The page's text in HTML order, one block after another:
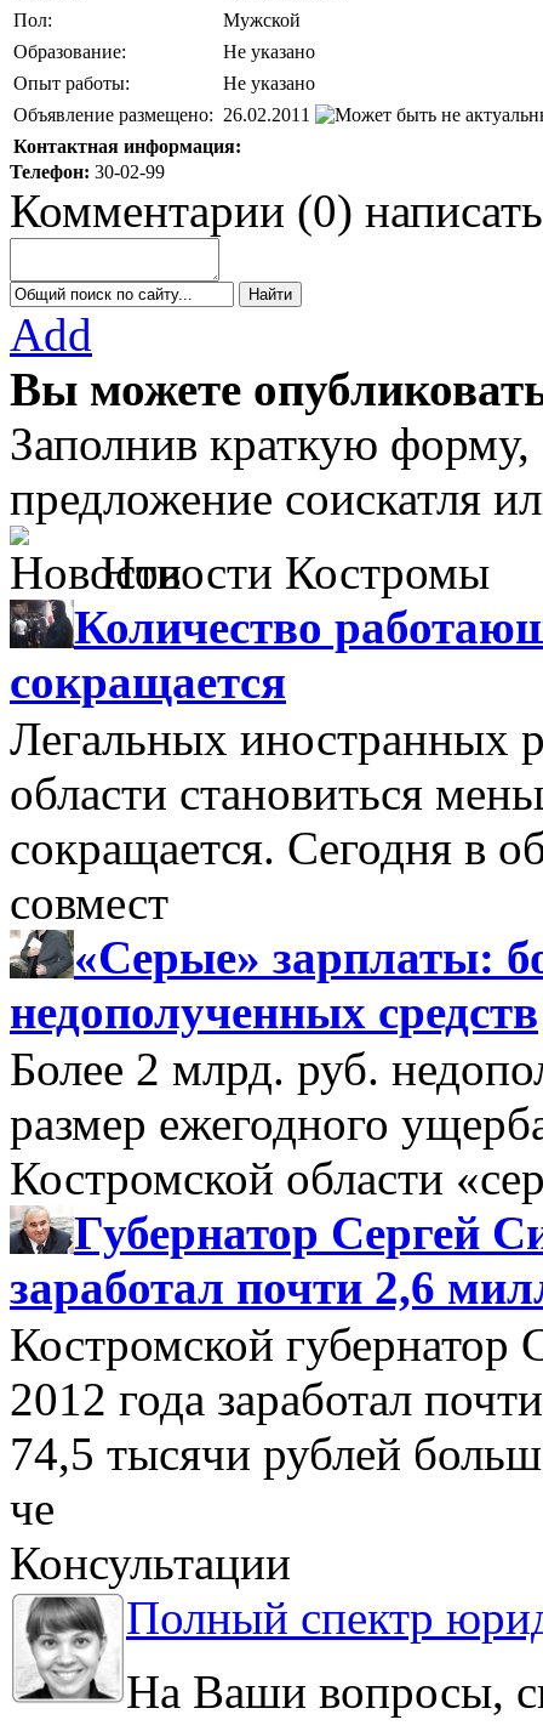
Пол:
Мужской
Образование:
Не указано
Опыт работы:
Не указано
Объявление размещено: 26.02.2011
Контактная информация:
Телефон: 30-02-99
Комментарии (0) написать
Add
Вы можете
Заполнив краткую
предложение соискатля
Новости Костромы
Количество
сокращается
Легальных иностранных
области становиться
сокращается. Сегодня в
совмест
«Серые» зарплаты:
недополученных средств
Более 2 млрд. руб.
размер ежегодного
Костромской области
Губернатор Сергей
заработал почти 2,6
Костромской губернатор
2012 года заработал
74,5 тысячи рублей
че
Консультации
Полный спектр
На Ваши вопросы,